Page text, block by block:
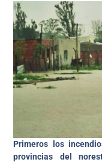
Primeros los
provincias del